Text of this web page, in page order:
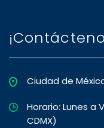
Ciudad de
Horario: Lunes a
CDMX)